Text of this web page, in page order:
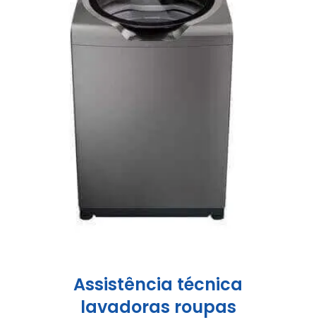
Assistência técnica
lavadoras roupas